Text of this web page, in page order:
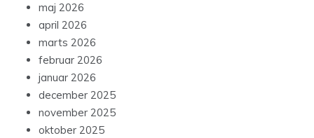
maj 2026
april 2026
marts 2026
februar 2026
januar 2026
december 2025
november 2025
oktober 2025